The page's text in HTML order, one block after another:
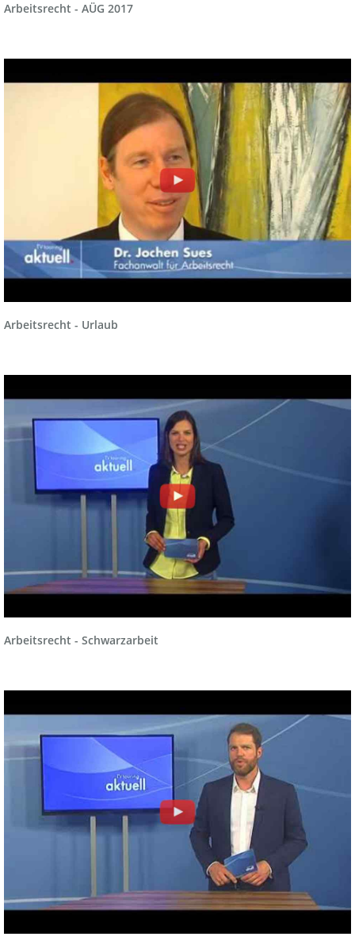
Arbeitsrecht - AÜG 2017
Arbeitsrecht - Urlaub
Arbeitsrecht - Schwarzarbeit